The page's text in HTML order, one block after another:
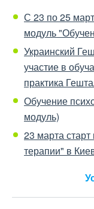
С 23 по 25
модуль
Украинский
участие в
практика
Обучение
модуль)
23 марта
терапии" в